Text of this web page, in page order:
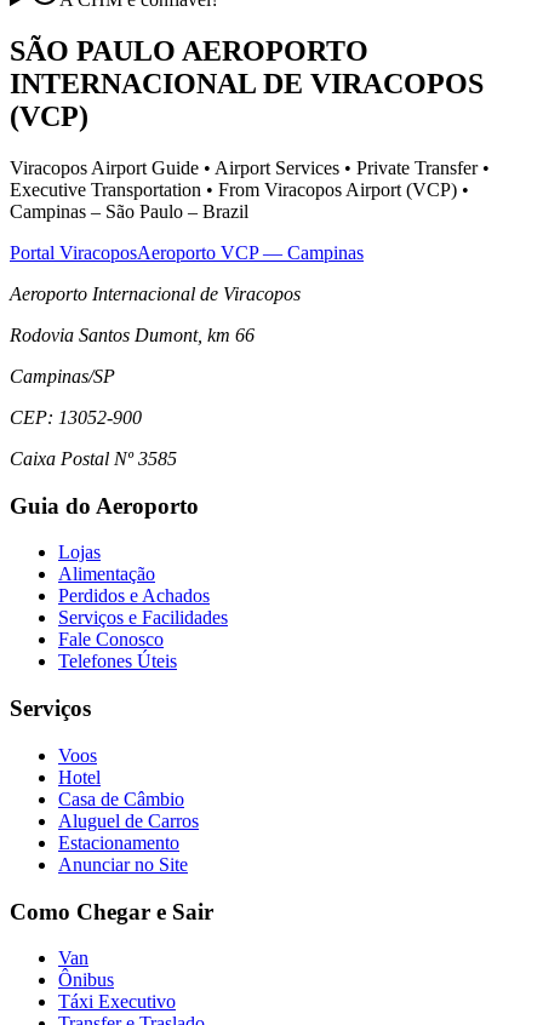
SÃO PAULO AEROPORTO
INTERNACIONAL DE VIRACOPOS
(VCP)
Viracopos Airport Guide • Airport Services • Private Transfer •
Executive Transportation • From Viracopos Airport (VCP) •
Campinas – São Paulo – Brazil
Portal ViracoposAeroporto VCP — Campinas
Aeroporto Internacional de Viracopos
Rodovia Santos Dumont, km 66
Campinas/SP
CEP: 13052-900
Caixa Postal Nº 3585
Guia do Aeroporto
Lojas
Alimentação
Perdidos e Achados
Serviços e Facilidades
Fale Conosco
Telefones Úteis
Serviços
Voos
Hotel
Casa de Câmbio
Aluguel de Carros
Estacionamento
Anunciar no Site
Como Chegar e Sair
Van
Ônibus
Táxi Executivo